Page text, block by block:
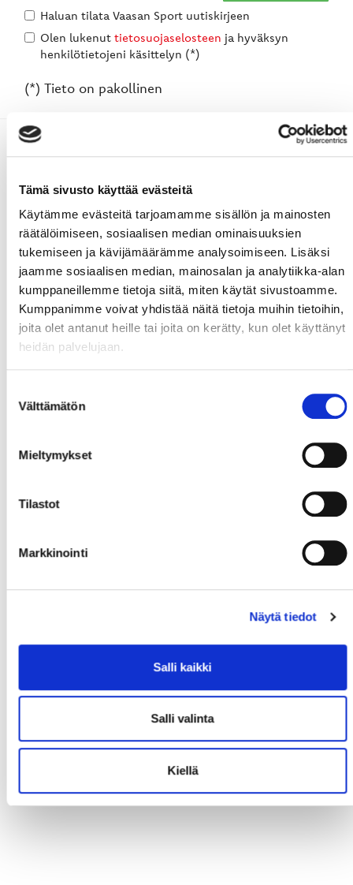
Tämä sivusto käyttää evästeitä
Käytämme evästeitä tarjoamamme sisällön ja mainosten
räätälöimiseen, sosiaalisen median ominaisuuksien
tukemiseen ja kävijämäärämme analysoimiseen. Lisäksi
jaamme sosiaalisen median, mainosalan ja analytiikka-alan
kumppaneillemme tietoja siitä, miten käytät sivustoamme.
Kumppanimme voivat yhdistää näitä tietoja muihin tietoihin,
joita olet antanut heille tai joita on kerätty, kun olet käyttänyt
heidän palvelujaan.
valinta
Välttämätön
Mieltymykset
Tilastot
Markkinointi
Näytä tiedot
Salli kaikki
Salli valinta
Kiellä
Haluan tilata Vaasan Sport uutiskirjeen
Olen lukenut tietosuojaselosteen ja hyväksyn
henkilötietojeni käsittelyn (*)
(*) Tieto on pakollinen